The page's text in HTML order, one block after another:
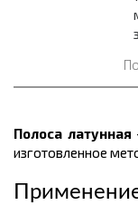
Полоса латунная
изготовленное